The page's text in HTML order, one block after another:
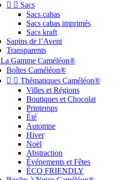
  Sacs
Sacs cabas
Sacs cabas imprimés
Sacs kraft
Sapins de l’Avent
Transparents
La Gamme Caméléon®
Boîtes Caméléon®
  Thématiques Caméléon®
Villes et Régions
Boutiques et Chocolat
Printemps
Été
Automne
Hiver
Noël
Abstraction
Événements et Fêtes
ÉCO FRIENDLY